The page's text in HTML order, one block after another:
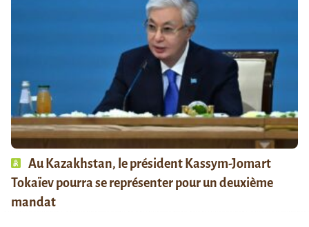
Au Kazakhstan, le président Kassym-Jomart
Tokaïev pourra se représenter pour un deuxième
mandat